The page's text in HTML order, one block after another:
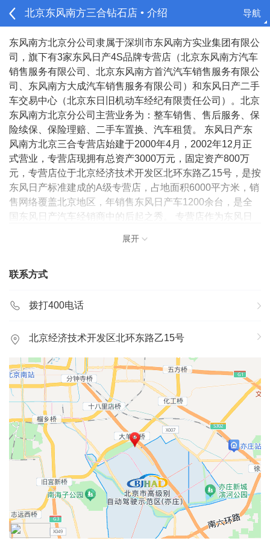
北京东风南方三合钻石店 • 介绍 导航
请登录
东风南方北京分公司隶属于深圳市东风南方实业集团有限公
司，旗下有3家东风日产4S品牌专营店（北京东风南方汽车
销售服务有限公司、北京东风南方首汽汽车销售服务有限公
司、东风南方大成汽车销售服务有限公司）和东风日产二手
车交易中心（北京东日旧机动车经纪有限责任公司）。北京
东风南方北京分公司主营业务为：整车销售、售后服务、保
险续保、保险理赔、二手车置换、汽车租赁。 东风日产东
风南方北京三合专营店始建于2000年4月，2002年12月正
式营业，专营店现拥有总资产3000万元，固定资产800万
元，专营店位于北京经济技术开发区北环东路乙15号，是按
东风日产标准建成的A级专营店，占地面积6000平方米，销
售网络覆盖北京地区，年销售东风日产车1200余台，是全
国东风日产汽车经销商中的后起之秀。 专营店作为东风日
管理者卓越的领导意识和开拓意识，建立健全了科学合理的
件销售、汽车维修、信息反馈四位一体的客户服务跟踪体
全体员工的经营服务理念，只有有了热情的服务，才能换得
东风日产的形象。专营店旨在以客户为中心，急客户之所
急，想客户之所想的服务意识，在以客户利益为根本出发点
的前提下，从而带来整个专营店的经济效益。 专营店现有
员工190多人，其中中层以上管理者均具有大专以上学历，
有经验丰富的工程师作技术鉴定工作，这样一批具有高素
质、经验丰富的员工队伍构成了一支具有强大生命力的服务
网络，更加提高了整个专营店的工作效率和经济效益。取得
了6个月销售维修收入超过一亿元的经营业绩，被东风日产
评为先进专营店。 二十一世纪是一个充满生机、充满竞
争、充满挑战的世纪，作为我们东风日产专营店，在百舸争
流的汽车市场中扬帆远航，除了勤勉、敬业、有奉献精神
外，必须要有强人一手的本领和素质，要有高人一筹的战略
和战术，这样我们才能打造出驰骋天下的巡洋舰。我们要以
现代营销理念、营销策略和方法，培养出的服务人才，锻造
出一支高素质、高技能、强战斗力的员工队伍。争取一个更
展开
联系方式
拨打400电话
北京经济技术开发区北环东路乙15号